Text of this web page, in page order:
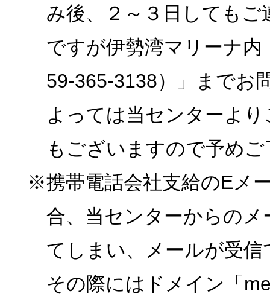
み後、２～３日しても
ですが伊勢湾マリーナ
59-365-3138）」までお
よっては当センターよ
もございますので予め
※携帯電話会社支給のEメ
合、当センターからの
てしまい、メールが受
その際にはドメイン「